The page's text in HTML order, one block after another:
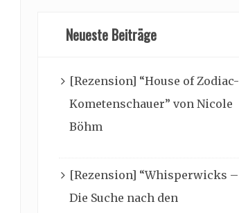
Neueste Beiträge
[Rezension] “House of Zodiac-
Kometenschauer” von Nicole
Böhm
[Rezension] “Whisperwicks –
Die Suche nach den